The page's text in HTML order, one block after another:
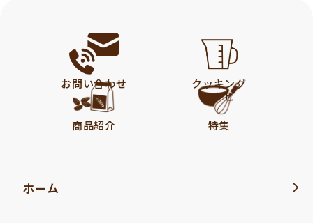
お問い合わせ
クッキング
レシピ
商品紹介
特集
ホーム